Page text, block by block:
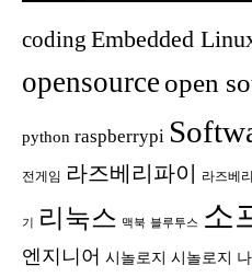
coding Embedded
opensource open
python raspberrypi
전게임 라즈베리파이 라즈베
기 리눅스 맥북 블루투스 소
엔지니어 시놀로지 시놀로지